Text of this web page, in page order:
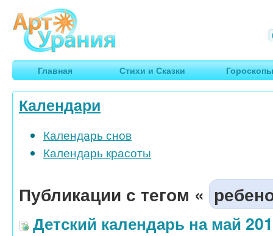
АртУрания
Умные гороскопы, творчество, путешествия
Главная Стихи и Сказки Гороскопы
Календари
Календарь снов
Календарь красоты
Публикации с тегом «
Детский календарь на май